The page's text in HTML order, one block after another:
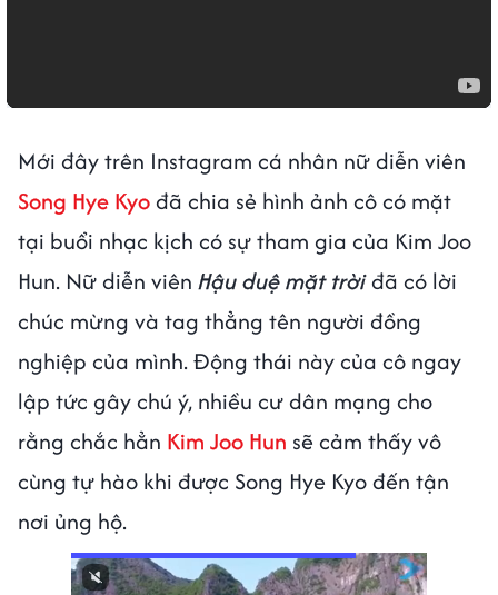
Mới đây trên Instagram cá nhân nữ diễn viên
Song Hye Kyođã chia sẻ hình ảnh cô có mặt
tại buổi nhạc kịch có sự tham gia của Kim Joo
Hun. Nữ diễn viên Hậu duệ mặt trờiđã có lời
chúc mừng và tag thẳng tên người đồng
nghiệp của mình. Động thái này của cô ngay
lập tức gây chú ý, nhiều cư dân mạng cho
rằng chắc hẳn Kim Joo Hun sẽ cảm thấy vô
cùng tự hào khi được Song Hye Kyo đến tận
nơi ủng hộ.